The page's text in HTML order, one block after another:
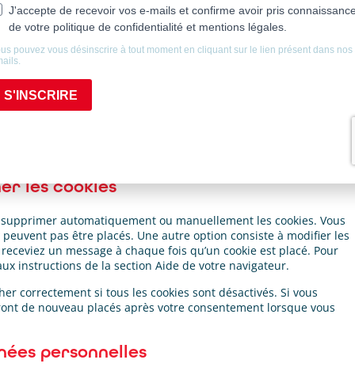
l’utilisation des cookies via votre navigateur, mais veuillez noter
les cookies
automatiquement ou manuellement les cookies. Vous
pas être placés. Une autre option consiste à modifier les
un message à chaque fois qu’un cookie est placé. Pour
instructions de la section Aide de votre navigateur.
correctement si tous les cookies sont désactivés. Si vous
de nouveau placés après votre consentement lorsque vous
personnelles